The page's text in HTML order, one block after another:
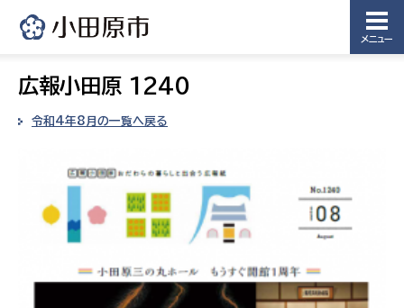
メニュー
広報小田原 1240
令和4年8月の一覧へ戻る